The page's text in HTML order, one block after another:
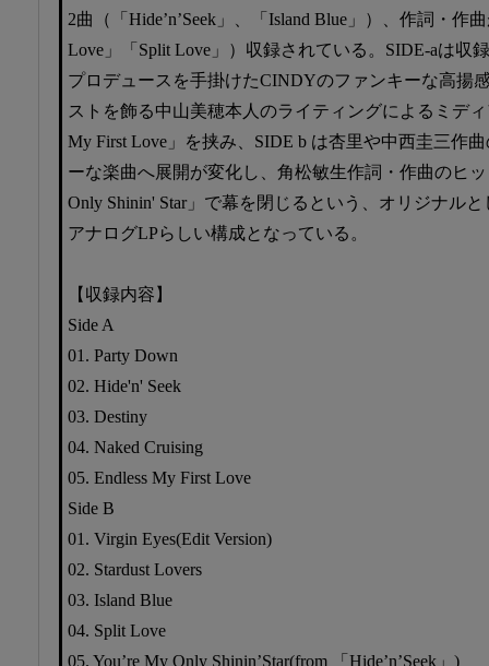
2曲（「Hide’n’Seek」、「Island Blue」）、作詞・作
Love」「Split Love」）収録されている。SIDE-aは収
プロデュースを手掛けたCINDYのファンキーな高揚
ストを飾る中山美穂本人のライティングによるミデ
My First Love」を挟み、SIDE b は杏里や中西圭三作
ーな楽曲へ展開が変化し、角松敏生作詞・作曲のヒ
Only Shinin' Star」で幕を閉じるという、オリジナル
アナログLPらしい構成となっている。
【収録内容】
Side A
01. Party Down
02. Hide'n' Seek
03. Destiny
04. Naked Cruising
05. Endless My First Love
Side B
01. Virgin Eyes(Edit Version)
02. Stardust Lovers
03. Island Blue
04. Split Love
05. You’re My Only Shinin’Star(from 「Hide’n’Seek」)